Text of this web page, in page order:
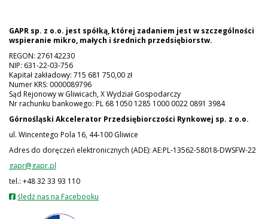
GAPR sp. z o.o. jest spółką, której zadaniem jest w szczególności
wspieranie mikro, małych i średnich przedsiębiorstw.
REGON: 276142230
NIP: 631-22-03-756
Kapitał zakładowy: 715 681 750,00 zł
Numer KRS: 0000089796
Sąd Rejonowy w Gliwicach, X Wydział Gospodarczy
Nr rachunku bankowego: PL 68 1050 1285 1000 0022 0891 3984
Górnośląski Akcelerator Przedsiębiorczości Rynkowej sp. z o.o.
ul. Wincentego Pola 16, 44-100 Gliwice
Adres do doręczeń elektronicznych (ADE): AE:PL-13562-58018-DWSFW-22
gapr@gapr.pl
tel.: +48 32 33 93 110
śledź nas na Facebooku